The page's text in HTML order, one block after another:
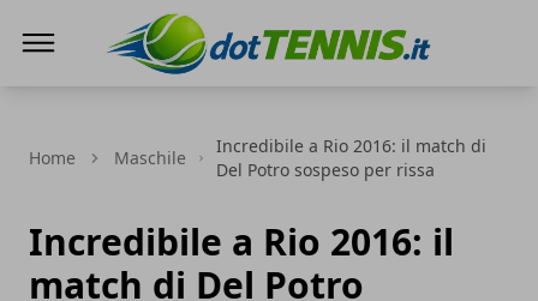
Home Maschile
Incredibile a Rio 2016: il match di
Del Potro sospeso per rissa
Incredibile a Rio 2016: il
match di Del Potro